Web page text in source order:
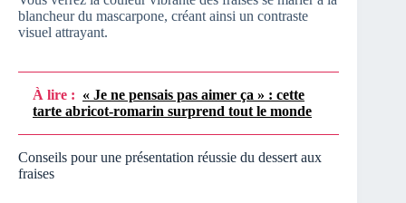
blancheur du mascarpone, créant ainsi un contraste
visuel attrayant.
À lire : « Je ne pensais pas aimer ça » : cette
tarte abricot-romarin surprend tout le monde
Conseils pour une présentation réussie du dessert aux
fraises